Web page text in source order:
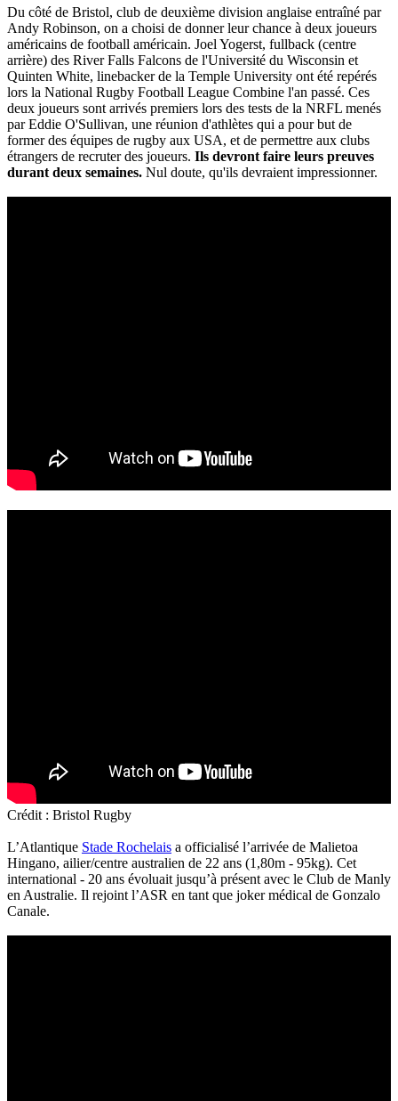
Du côté de Bristol, club de deuxième division anglaise entraîné par
Andy Robinson, on a choisi de donner leur chance à deux joueurs
américains de football américain. Joel Yogerst, fullback (centre
arrière) des River Falls Falcons de l'Université du Wisconsin et
Quinten White, linebacker de la Temple University ont été repérés
lors la National Rugby Football League Combine l'an passé. Ces
deux joueurs sont arrivés premiers lors des tests de la NRFL menés
par Eddie O'Sullivan, une réunion d'athlètes qui a pour but de
former des équipes de rugby aux USA, et de permettre aux clubs
étrangers de recruter des joueurs. Ils devront faire leurs preuves
durant deux semaines. Nul doute, qu'ils devraient impressionner.
Crédit : Bristol Rugby
L’Atlantique Stade Rochelais a officialisé l’arrivée de Malietoa
Hingano, ailier/centre australien de 22 ans (1,80m - 95kg). Cet
international - 20 ans évoluait jusqu’à présent avec le Club de Manly
en Australie. Il rejoint l’ASR en tant que joker médical de Gonzalo
Canale.